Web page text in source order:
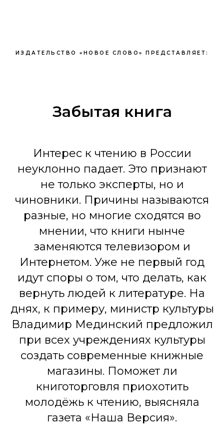
ИЗДАТЕЛЬСТВО «НОВОЕ СЛОВО» ПРЕДСТАВЛЯЕТ:
Забытая книга
Интерес к чтению в России
неуклонно падает. Это признают
не только эксперты, но и
чиновники. Причины называются
разные, но многие сходятся во
мнении, что книги нынче
заменяются телевизором и
Интернетом. Уже не первый год
идут споры о том, что делать, как
вернуть людей к литературе. На
днях, к примеру, министр культуры
Владимир Мединский предложил
при всех учреждениях культуры
создать современные книжные
магазины. Поможет ли
книготорговля приохотить
молодёжь к чтению, выясняла
газета «Наша Версия».